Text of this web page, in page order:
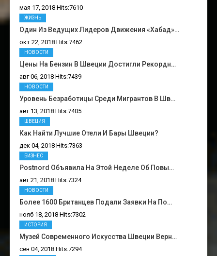
мая 17, 2018 Hits:7610
Один Из Ведущих Лидеров Движения «Хабад»…
окт 22, 2018 Hits:7462
ЖИЗНЬ
Цены На Бензин В Швеции Достигли Рекордн…
авг 06, 2018 Hits:7439
НОВОСТИ
Уровень Безработицы Среди Мигрантов В Шв…
авг 13, 2018 Hits:7405
НОВОСТИ
Как Найти Лучшие Отели И Бары Швеции?
дек 04, 2018 Hits:7363
ШВЕЦИЯ
Postnord Объявила На Этой Неделе Об Повы…
авг 21, 2018 Hits:7324
БИЗНЕС
Более 1600 Британцев Подали Заявки На По…
нояб 18, 2018 Hits:7302
НОВОСТИ
Музей Современного Искусства Швеции Верн…
сен 04, 2018 Hits:7294
ИСТОРИЯ